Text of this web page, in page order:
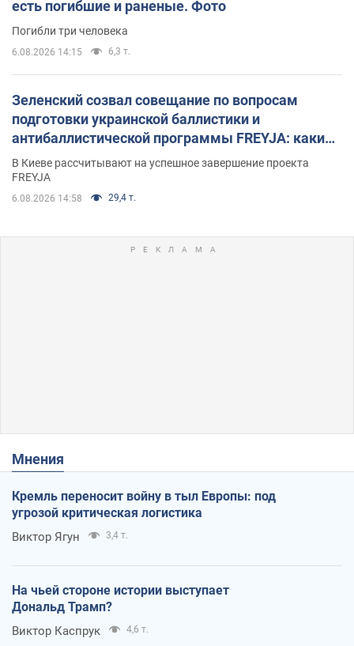
есть погибшие и раненые. Фото
Погибли три человека
6.08.2026 14:15 6,3 т.
Зеленский созвал совещание по вопросам
подготовки украинской баллистики и
антибаллистической программы FREYJA: какие
решения готовятся
В Киеве рассчитывают на успешное завершение проекта
FREYJA
6.08.2026 14:58 29,4 т.
Мнения
Кремль переносит войну в тыл Европы: под
угрозой критическая логистика
Виктор Ягун 3,4 т.
На чьей стороне истории выступает
Дональд Трамп?
Виктор Каспрук 4,6 т.